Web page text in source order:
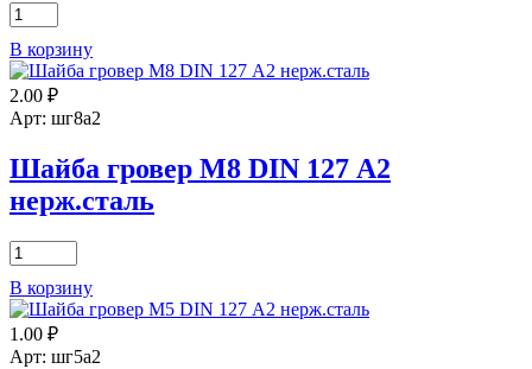
Количество
товара
Шайба
гровер
М16
DIN
А2
нерж.сталь
В корзину
2.00 ₽
Арт: шг8а2
Шайба гровер М8 DIN 127 А2
нерж.сталь
Количество
товара
Шайба
гровер
М8
DIN
В корзину
1.00 ₽
Арт: шг5а2